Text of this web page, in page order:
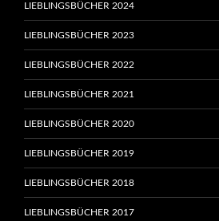
LIEBLINGSBÜCHER 2024
LIEBLINGSBÜCHER 2023
LIEBLINGSBÜCHER 2022
LIEBLINGSBÜCHER 2021
LIEBLINGSBÜCHER 2020
LIEBLINGSBÜCHER 2019
LIEBLINGSBÜCHER 2018
LIEBLINGSBÜCHER 2017